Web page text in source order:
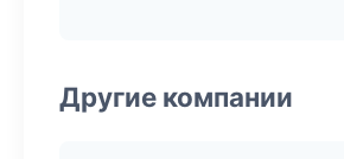
Другие компании